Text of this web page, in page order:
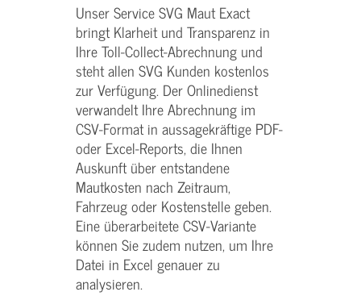
Unser Service SVG Maut Exact
bringt Klarheit und Transparenz in
Ihre Toll-Collect-Abrechnung und
steht allen SVG Kunden kostenlos
zur Verfügung. Der Onlinedienst
verwandelt Ihre Abrechnung im
CSV-Format in aussagekräftige PDF-
oder Excel-Reports, die Ihnen
Auskunft über entstandene
Mautkosten nach Zeitraum,
Fahrzeug oder Kostenstelle geben.
Eine überarbeitete CSV-Variante
können Sie zudem nutzen, um Ihre
Datei in Excel genauer zu
analysieren.